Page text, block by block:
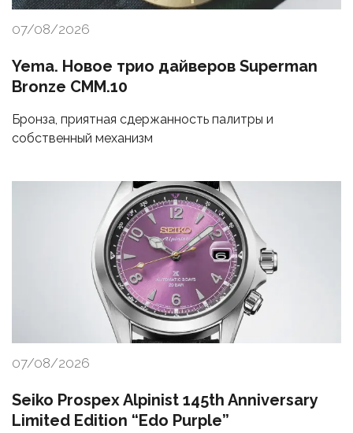
07/08/2026
Yema. Новое трио дайверов Superman
Bronze CMM.10
Бронза, приятная сдержанность палитры и
собственный механизм
07/08/2026
Seiko Prospex Alpinist 145th Anniversary
Limited Edition “Edo Purple”